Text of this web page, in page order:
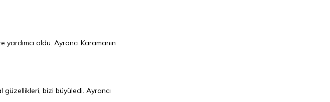
oldu. Ayrancı Karamanın
bizi büyüledi. Ayrancı